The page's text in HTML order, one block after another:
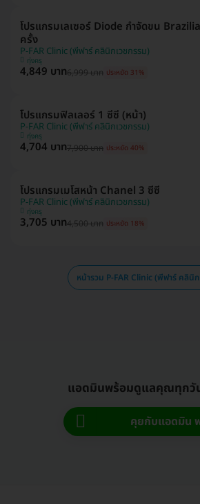
โปรแกรมเลเซอร์ Diode กำจัดขน
ครั้ง
P-FAR Clinic (พีฟาร์ คลินิกเวชกรรม)
ทุ่งครุ
4,849 บาท6,999 บาท ประหยัด 31%
โปรแกรมฟิลเลอร์ 1 ซีซี (หน้า)
P-FAR Clinic (พีฟาร์ คลินิกเวชกรรม)
ทุ่งครุ
4,704 บาท7,900 บาท ประหยัด 40%
โปรแกรมเมโสหน้า Chanel 3 ซีซี
P-FAR Clinic (พีฟาร์ คลินิกเวชกรรม)
ทุ่งครุ
3,705 บาท4,500 บาท ประหยัด 18%
หน้ารวม P-FAR Clinic (พีฟาร์ คลินิก
แอดมินพร้อมดูแลคุณทุกวั
คุยกับแอดมิน